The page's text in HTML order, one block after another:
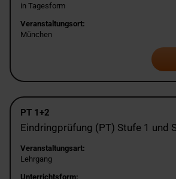
in Tagesform
Veranstaltungsort:
München
PT 1+2
Eindringprüfung (PT) Stufe 1 und
Veranstaltungsart:
Lehrgang
Unterrichtsform: